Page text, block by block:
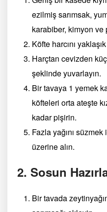
ezilmiş sarımsak,
karabiber, kimyon
Köfte harcını
Harçtan cevizden
şeklinde yuvarlayın.
Bir tavaya 1 yemek
köfteleri orta ateşte
kadar pişirin.
Fazla yağını
üzerine alın.
2. Sosun
Bir tavada